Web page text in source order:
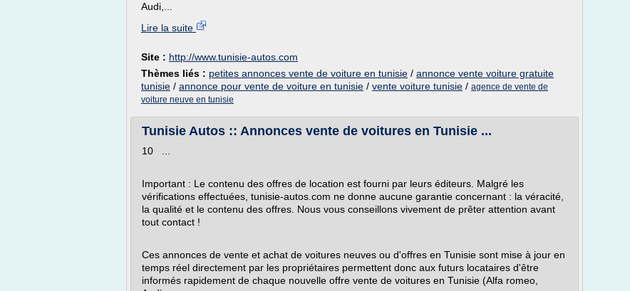
Audi,...
Lire la suite
Site : http://www.tunisie-autos.com
Thèmes liés : petites annonces vente de voiture en tunisie / annonce vente voiture gratuite
tunisie / annonce pour vente de voiture en tunisie / vente voiture tunisie / agence de vente de
voiture neuve en tunisie
Tunisie Autos :: Annonces vente de voitures en Tunisie ...
10 ...
Important : Le contenu des offres de location est fourni par leurs éditeurs. Malgré les
vérifications effectuées, tunisie-autos.com ne donne aucune garantie concernant : la véracité,
la qualité et le contenu des offres. Nous vous conseillons vivement de prêter attention avant
tout contact !
Ces annonces de vente et achat de voitures neuves ou d'offres en Tunisie sont mise à jour en
temps réel directement par les propriétaires permettent donc aux futurs locataires d'être
informés rapidement de chaque nouvelle offre vente de voitures en Tunisie (Alfa romeo,